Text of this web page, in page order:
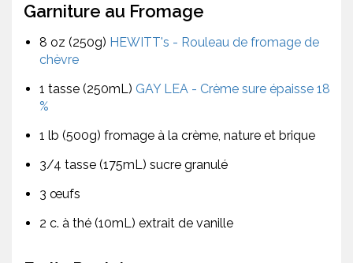
Garniture au Fromage
8 oz (250g) HEWITT's - Rouleau de fromage de
chèvre
1 tasse (250mL) GAY LEA - Crème sure épaisse 18
%
1 lb (500g) fromage à la crème, nature et brique
3/4 tasse (175mL) sucre granulé
3 œufs
2 c. à thé (10mL) extrait de vanille